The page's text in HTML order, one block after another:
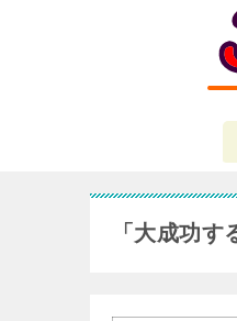
「大成功